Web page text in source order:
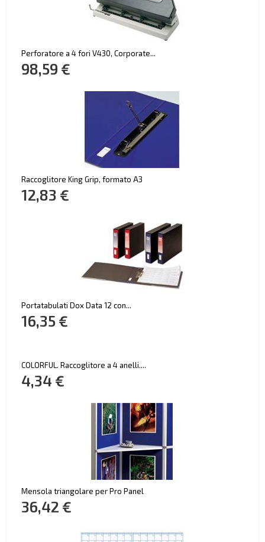
Perforatore a 4 fori V430, Corporate...
98,59 €
Raccoglitore King Grip, formato A3
12,83 €
Portatabulati Dox Data 12 con...
16,35 €
COLORFUL. Raccoglitore a 4 anelli....
4,34 €
Mensola triangolare per Pro Panel
36,42 €